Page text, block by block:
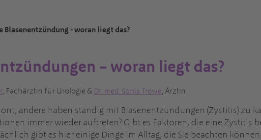
Blasenentzündung - woran liegt das?
– woran liegt das?
, Fachärztin für Urologie & Dr. med. Sonia Trowe, Ärztin
andere haben ständig mit Blasenentzündungen (Zystitis) zu
immer wieder auftreten? Gibt es Faktoren, die eine Zystitis
gibt es hier einige Dinge im Alltag, die Sie beachten können.